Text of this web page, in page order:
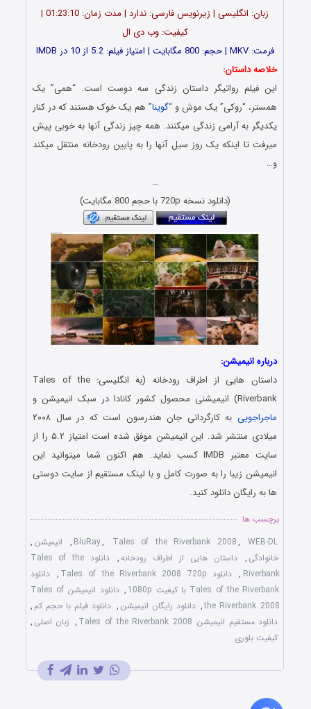
زبان: انگلیسی | زیرنویس فارسی: ندارد | مدت زمان: 01:23:10 |
کیفیت: وب دی ال
فرمت: MKV | حجم: 800 مگابایت | امتیاز فیلم: 5.2 از 10 در IMDB
خلاصه داستان:
این فیلم رواتیگر داستان زندگی سه دوست است. “همی” یک
همستر، “روکی” یک موش و “گوینا” هم یک خوک هستند که در کنار
یکدیگر به آرامی زندگی میکنند. همه چیز زندگی آنها به خوبی پیش
میرفت تا اینکه یک روز سیل آنها را به پایین رودخانه منتقل میکند
و…
…
(دانلود نسخه 720p با حجم 800 مگابایت)
درباره انیمیشن:
داستان هایی از اطراف رودخانه (به انگلیسی: Tales of the
Riverbank) انیمیشنی محصول کشور کانادا در سبک انیمیشن و
ماجراجویی
به کارگردانی جان هندرسون است که در سال ۲۰۰۸
میلادی منتشر شد. این انیمیشن موفق شده است امتیاز ۵.۲ را از
سایت معتبر IMDB کسب نماید. هم اکنون شما میتوانید این
انیمیشن زیبا را به صورت کامل و با لینک مستقیم از سایت دوستی
ها به رایگان دانلود کنید.
برچسب ها
BluRay, Tales of the Riverbank 2008, WEB-DL
, انیمیشن ,
خانوادگی , داستان هایی از اطراف رودخانه,
دانلود Tales of the
Riverbank
, دانلود Tales of the Riverbank 2008 720p , دانلود
Tales of the Riverbank با کیفیت 1080p
,
دانلود انیمیشن Tales of
the Riverbank 2008
, دانلود رایگان انیمیشن , دانلود فیلم با حجم کم ,
دانلود مستقیم انیمیشن Tales of the Riverbank 2008
, زبان اصلی ,
کیفیت بلوری